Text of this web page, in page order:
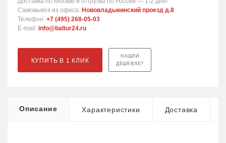
Самовывоз из офиса: Нововладыкинский проезд д.8
Телефон: +7 (495) 268-05-03
E-mail: info@baltur24.ru
КУПИТЬ В 1 КЛИК
НАШЛИ
ДЕШЕВЛЕ?
Описание Характеристики Доставка